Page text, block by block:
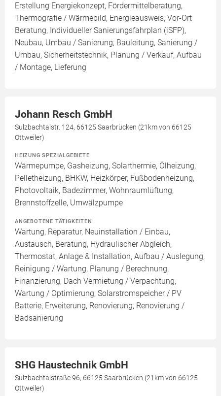
Erstellung Energiekonzept, Fördermittelberatung,
Thermografie / Wärmebild, Energieausweis, Vor-Ort
Beratung, Individueller Sanierungsfahrplan (iSFP),
Neubau, Umbau / Sanierung, Bauleitung, Sanierung /
Umbau, Sicherheitstechnik, Planung / Verkauf, Aufbau
/ Montage, Lieferung
Johann Resch GmbH
Sulzbachtalstr. 124, 66125 Saarbrücken (21km von 66125
Ottweiler)
HEIZUNG SPEZIALGEBIETE
Wärmepumpe, Gasheizung, Solarthermie, Ölheizung,
Pelletheizung, BHKW, Heizkörper, Fußbodenheizung,
Photovoltaik, Badezimmer, Wohnraumlüftung,
Brennstoffzelle, Umwälzpumpe
ANGEBOTENE TÄTIGKEITEN
Wartung, Reparatur, Neuinstallation / Einbau,
Austausch, Beratung, Hydraulischer Abgleich,
Thermostat, Anlage & Installation, Aufbau / Auslegung,
Reinigung / Wartung, Planung / Berechnung,
Finanzierung, Dach Vermietung / Verpachtung,
Wartung / Optimierung, Solarstromspeicher / PV
Batterie, Erweiterung, Renovierung, Renovierung /
Badsanierung
SHG Haustechnik GmbH
Sulzbachtalstraße 96, 66125 Saarbrücken (21km von 66125
Ottweiler)